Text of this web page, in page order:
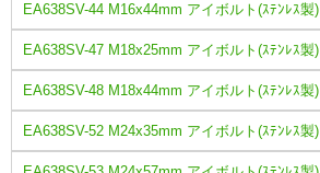
EA638SV-44 M16x44mm アイボルト(ｽﾃﾝﾚｽ製)
EA638SV-47 M18x25mm アイボルト(ｽﾃﾝﾚｽ製)
EA638SV-48 M18x44mm アイボルト(ｽﾃﾝﾚｽ製)
EA638SV-52 M24x35mm アイボルト(ｽﾃﾝﾚｽ製)